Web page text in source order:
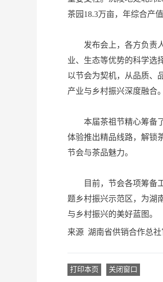
茶园18.3万亩，年综合产
发布会上，各方负责人
业、生态等优势的科学选
以节会为契机，从品质、
产业与乡村振兴深度融合。
本届茶祖节精心筹备了
体验推出精品线路，解锁
节会与茶品魅力。
目前，节会各项筹备工
题乡村振兴示范区，为湖
与乡村振兴的美好蓝图。
来源 湖南省供销合作总
打印本页 关闭窗口